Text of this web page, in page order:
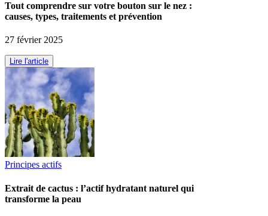
Tout comprendre sur votre bouton sur le nez :
causes, types, traitements et prévention
27 février 2025
Lire l'article
Principes actifs
Extrait de cactus : l’actif hydratant naturel qui
transforme la peau